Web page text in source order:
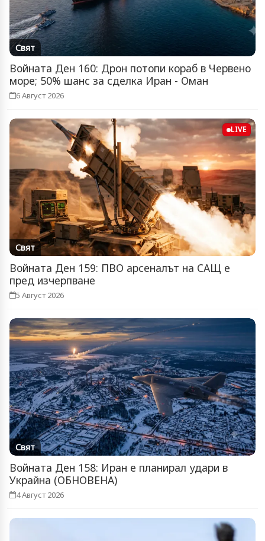
Свят
Войната Ден 160: Дрон потопи кораб в Червено
море; 50% шанс за сделка Иран - Оман
6 Август 2026
LIVE
Свят
Войната Ден 159: ПВО арсеналът на САЩ е
пред изчерпване
5 Август 2026
Свят
Войната Ден 158: Иран е планирал удари в
Украйна (ОБНОВЕНА)
4 Август 2026